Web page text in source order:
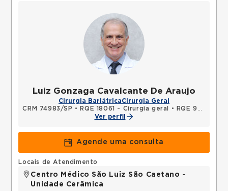
Luiz Gonzaga Cavalcante De Araujo
Cirurgia BariátricaCirurgia Geral
CRM 74983/SP • RQE 18061 - Cirurgia geral •
RQE 92727 - Medicina do trabalho
Ver perfil
Agende uma consulta
Locais de Atendimento
Centro Médico São Luiz São Caetano -
Unidade Cerâmica